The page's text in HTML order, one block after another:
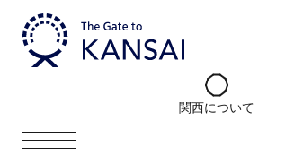
関西について